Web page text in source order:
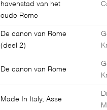
havenstad van het
oude Rome
De canon van Rome
(deel 2)
De canon van Rome
Made In Italy, Asse